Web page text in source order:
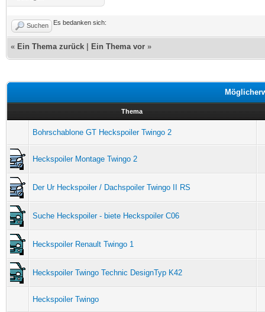
Suchen Es bedanken sich:
« Ein Thema zurück Ein Thema vor »
Thema
Bohrschablone GT Heckspoiler Twingo 2
Heckspoiler Montage Twingo 2
Der Ur Heckspoiler / Dachspoiler Twingo II RS
Suche Heckspoiler - biete Heckspoiler C06
Heckspoiler Renault Twingo 1
Heckspoiler Twingo Technic DesignTyp K42
Heckspoiler Twingo